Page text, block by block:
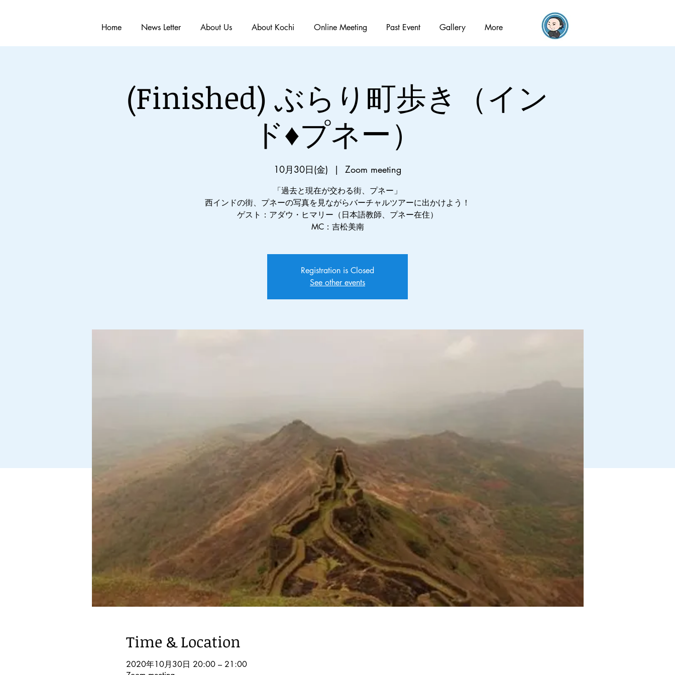
Home News Letter About Us About Kochi Online Meeting Past Event Gallery More
(Finished) ぶらり町歩き（イン
ド♦︎プネー）
10月30日(金)
  |
Zoom meeting
「過去と現在が交わる街、プネー」
西インドの街、プネーの写真を見ながらバーチャルツアーに出かけよう！
ゲスト：アダウ・ヒマリー（日本語教師、プネー在住）
MC：吉松美南
Registration is Closed
See other events
Time & Location
2020年10月30日 20:00 – 21:00